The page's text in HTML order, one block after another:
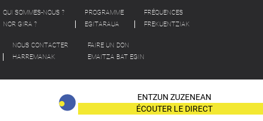
QUI SOMMES-NOUS ?
NOR GIRA ?
PROGRAMME
EGITARAUA
FRÉQUENCES
FREKUENTZIAK
NOUS CONTACTER
HARREMANAK
FAIRE UN DON
EMAITZA BAT EGIN
ENTZUN ZUZENEAN
ÉCOUTER LE DIRECT